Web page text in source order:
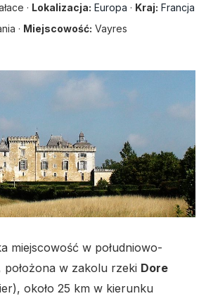
· Lokalizacja: Europa · Kraj: Francja
· Miejscowość: Vayres
miejscowość w południowo-
położona w zakolu rzeki Dore
około 25 km w kierunku